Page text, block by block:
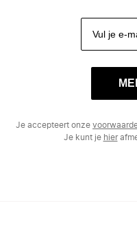
Je accepteert onze
Je kunt je hier